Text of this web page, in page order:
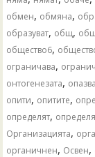
обмен, обмяна,
образуват, общ,
общество6,
ограничава,
онтогенезата,
опити, опитите,
определят,
Организацията,
органичнен, Освен,